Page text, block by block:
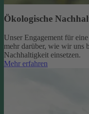
Ökologische
Unser Engagement für
mehr darüber, wie wir
Nachhaltigkeit einsetzen.
Mehr erfahren